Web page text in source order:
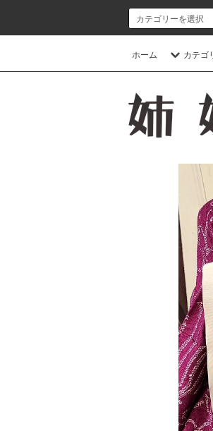
ホーム カテゴ